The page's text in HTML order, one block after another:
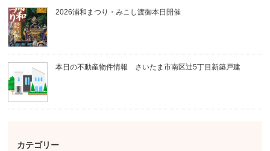
2026浦和まつり・みこし渡御本日開催
本日の不動産物件情報 さいたま市南区辻5丁目新築戸建
カテゴリー